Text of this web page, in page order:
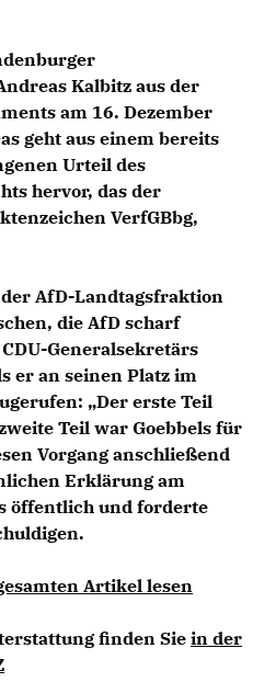
Kalbitz aus der
am 16. Dezember
geht aus einem bereits
Urteil des
hervor, das der
VerfGBbg,
AfD-Landtagsfraktion
die AfD scharf
Generalsekretärs
er an seinen Platz im
„Der erste Teil
Teil war Goebbels für
Vorgang anschließend
Erklärung am
öffentlich und forderte
Artikel lesen
finden Sie in der